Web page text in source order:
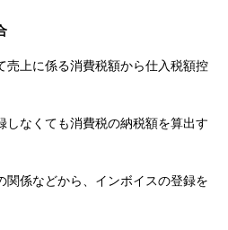
売上に係る消費税額から仕入税額控
しなくても消費税の納税額を算出す
関係などから、インボイスの登録を